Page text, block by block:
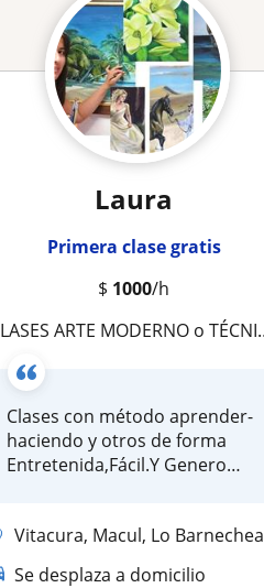
Laura
Primera clase gratis
$ 1000/h
CLASES ARTE MODERNO o TÉCNICAS MIXTAS CREATIVAS: PINTURA DIBUJO,RELIEVE,ILUSTRACIÓN,ÓLEO, oACRÍLICO,o ACUARELA NIÑO/JÓVEN/ADULTO
Clases con método aprender-
haciendo y otros de forma
Entretenida,Fácil.Y Genero
Vitacura, Macul, Lo Barnechea, La Reina, Peñalolen, Providencia, Recol...
Se desplaza a domicilio